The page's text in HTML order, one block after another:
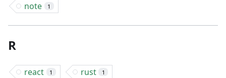
note 1
R
react 1 rust 1